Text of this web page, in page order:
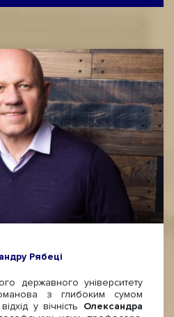
Рябеці
державного університету
з глибоким сумом
у вічність Олександра